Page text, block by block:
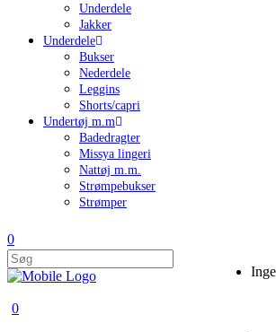
Underdele
Jakker
Underdele
Bukser
Nederdele
Leggins
Shorts/capri
Undertøj m.m
Badedragter
Missya lingeri
Nattøj m.m.
Strømpebukser
Strømper
0
0